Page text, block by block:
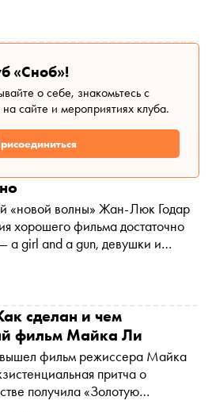
работы
«Сноб»!
о себе, знакомьтесь с
сайте и мероприятиях клуба.
«новой волны» Жан-Люк Годар
хорошего фильма достаточно
a girl and a gun, девушки и
В каких фильмах их искать,
сделан и чем
фильм Майка Ли
вышел фильм режиссера Майка
притча о
получила «Золотую